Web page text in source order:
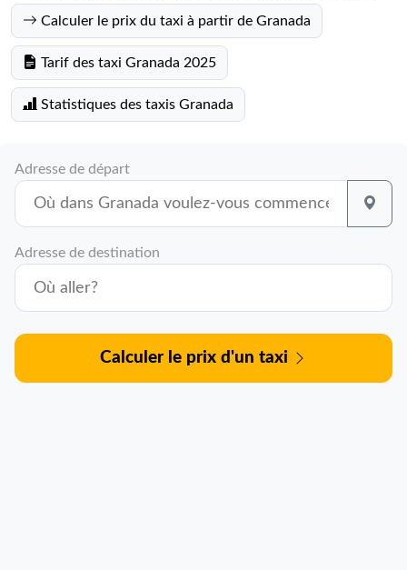
Calculer le prix du taxi à partir de Granada
Tarif des taxi Granada 2025
Statistiques des taxis Granada
Adresse de départ
Adresse de destination
Calculer le prix d'un taxi